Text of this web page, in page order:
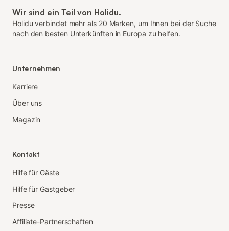
Wir sind ein Teil von Holidu.
Holidu verbindet mehr als 20 Marken, um Ihnen bei der Suche
nach den besten Unterkünften in Europa zu helfen.
Unternehmen
Karriere
Über uns
Magazin
Kontakt
Hilfe für Gäste
Hilfe für Gastgeber
Presse
Affiliate-Partnerschaften